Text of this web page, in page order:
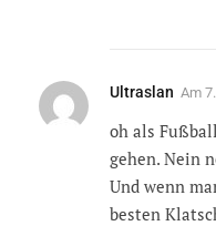
Ultraslan Am
oh als
gehen. Nein
Und wenn
besten